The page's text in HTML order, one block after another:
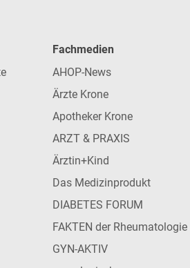
Fachmedien
AHOP-News
Ärzte Krone
Apotheker Krone
ARZT & PRAXIS
Ärztin+Kind
Das Medizinprodukt
DIABETES FORUM
FAKTEN der Rheumatologie
GYN-AKTIV